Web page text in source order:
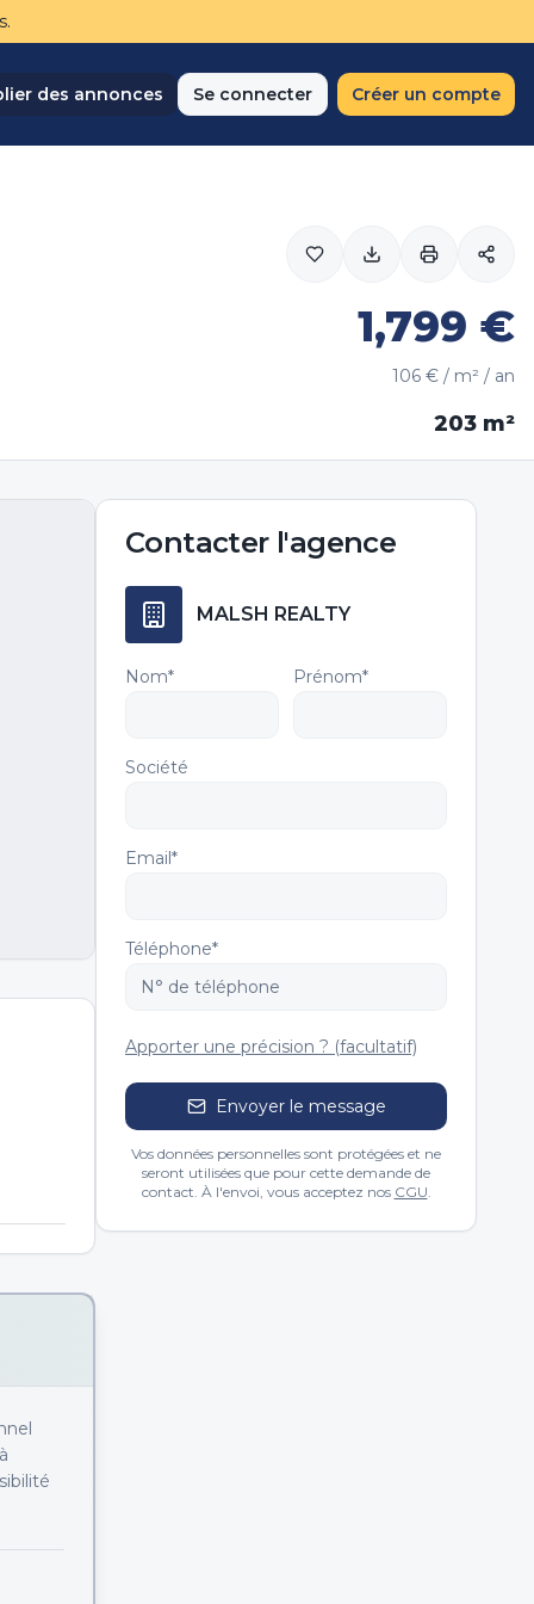
des annonces Se connecter Créer un compte
1,799 €
106 € / m² / an
203 m²
Contacter l'agence
MALSH REALTY
Nom* Prénom*
Société
Email*
Téléphone*
Apporter une précision ? (facultatif)
Envoyer le message
Vos données personnelles sont protégées et ne
seront utilisées que pour cette demande de
contact. À l'envoi, vous acceptez nos CGU.